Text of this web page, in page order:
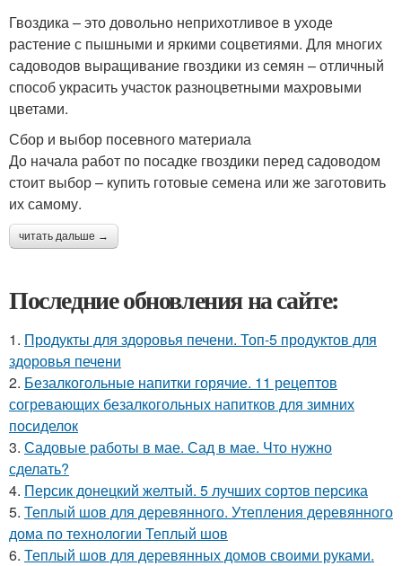
Гвоздика – это довольно неприхотливое в уходе
растение с пышными и яркими соцветиями. Для многих
садоводов выращивание гвоздики из семян – отличный
способ украсить участок разноцветными махровыми
цветами.
Сбор и выбор посевного материала
До начала работ по посадке гвоздики перед садоводом
стоит выбор – купить готовые семена или же заготовить
их самому.
читать дальше →
Последние обновления на сайте:
1. Продукты для здоровья печени. Топ-5 продуктов для
здоровья печени
2. Безалкогольные напитки горячие. 11 рецептов
согревающих безалкогольных напитков для зимних
посиделок
3. Садовые работы в мае. Сад в мае. Что нужно
сделать?
4. Персик донецкий желтый. 5 лучших сортов персика
5. Теплый шов для деревянного. Утепления деревянного
дома по технологии Теплый шов
6. Теплый шов для деревянных домов своими руками.